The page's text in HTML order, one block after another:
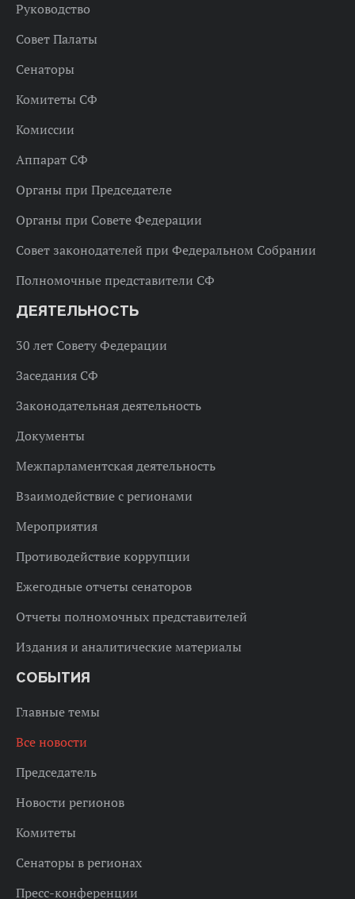
Руководство
Совет Палаты
Сенаторы
Комитеты СФ
Комиссии
Аппарат СФ
Органы при Председателе
Органы при Совете Федерации
Совет законодателей при Федеральном Собрании
Полномочные представители СФ
ДЕЯТЕЛЬНОСТЬ
30 лет Совету Федерации
Заседания СФ
Законодательная деятельность
Документы
Межпарламентская деятельность
Взаимодействие с регионами
Мероприятия
Противодействие коррупции
Ежегодные отчеты сенаторов
Отчеты полномочных представителей
Издания и аналитические материалы
СОБЫТИЯ
Главные темы
Все новости
Председатель
Новости регионов
Комитеты
Сенаторы в регионах
Пресс-конференции